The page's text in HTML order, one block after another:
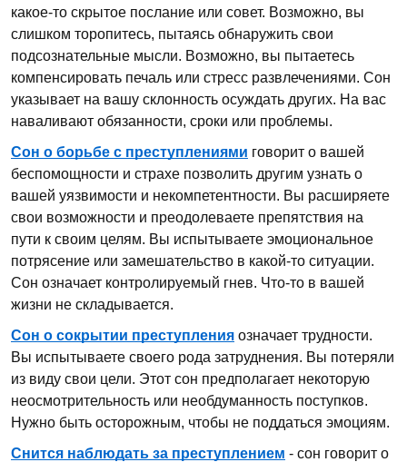
какое-то скрытое послание или совет. Возможно, вы
слишком торопитесь, пытаясь обнаружить свои
подсознательные мысли. Возможно, вы пытаетесь
компенсировать печаль или стресс развлечениями. Сон
указывает на вашу склонность осуждать других. На вас
наваливают обязанности, сроки или проблемы.
Сон о борьбе с преступлениями говорит о вашей
беспомощности и страхе позволить другим узнать о
вашей уязвимости и некомпетентности. Вы расширяете
свои возможности и преодолеваете препятствия на
пути к своим целям. Вы испытываете эмоциональное
потрясение или замешательство в какой-то ситуации.
Сон означает контролируемый гнев. Что-то в вашей
жизни не складывается.
Сон о сокрытии преступления означает трудности.
Вы испытываете своего рода затруднения. Вы потеряли
из виду свои цели. Этот сон предполагает некоторую
неосмотрительность или необдуманность поступков.
Нужно быть осторожным, чтобы не поддаться эмоциям.
Снится наблюдать за преступлением - сон говорит о